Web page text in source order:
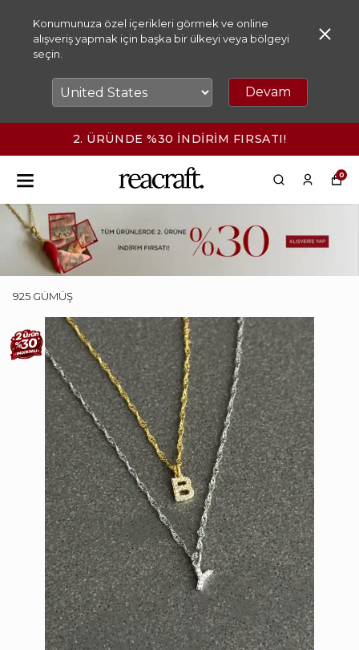
Konumunuza özel içerikleri görmek ve online
alışveriş yapmak için başka bir ülkeyi veya bölgeyi
seçin.
Devam
2. ÜRÜNDE %30 İNDİRİM FIRSATI!
0
925 GÜMÜŞ